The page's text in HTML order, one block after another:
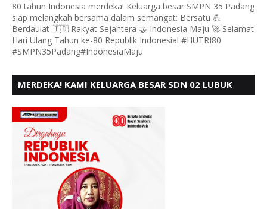
80 tahun Indonesia merdeka! Keluarga besar SMPN 35 Padang
siap melangkah bersama dalam semangat: Bersatu 💪
Berdaulat 🇮🇩 Rakyat Sejahtera 🤝 Indonesia Maju 🚀 Selamat
Hari Ulang Tahun ke-80 Republik Indonesia! #HUTRI80
#SMPN35Padang#IndonesiaMaju
MERDEKA! KAMI KELUARGA BESAR SDN 02 LUBUK
HUT RI KE - 80,